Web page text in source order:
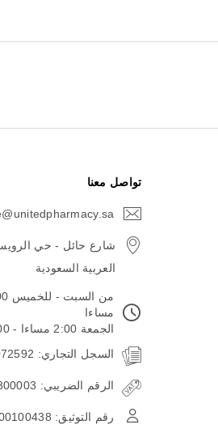
تواصل معنا
شارع حائل - حي
العربية السعودية
مساءا
الجمعة 2:00 مساءا - 10:00 مساءا
السجل التجاري: 4030072592
الرقم الضريبي: 300211666300003
رقم التوثيق: 0000100438